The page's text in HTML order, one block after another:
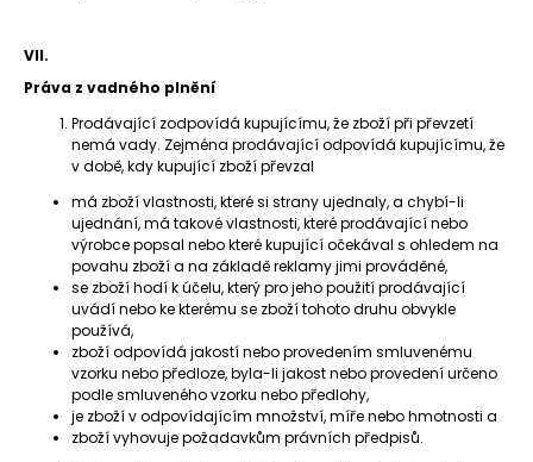
VII.
Práva z vadného plnění
Prodávající zodpovídá kupujícímu, že zboží při převzetí
nemá vady. Zejména prodávající odpovídá kupujícímu, že
v době, kdy kupující zboží převzal
má zboží vlastnosti, které si strany ujednaly, a chybí-li
ujednání, má takové vlastnosti, které prodávající nebo
výrobce popsal nebo které kupující očekával s ohledem na
povahu zboží a na základě reklamy jimi prováděné,
se zboží hodí k účelu, který pro jeho použití prodávající
uvádí nebo ke kterému se zboží tohoto druhu obvykle
používá,
zboží odpovídá jakostí nebo provedením smluvenému
vzorku nebo předloze, byla-li jakost nebo provedení určeno
podle smluveného vzorku nebo předlohy,
je zboží v odpovídajícím množství, míře nebo hmotnosti a
zboží vyhovuje požadavkům právních předpisů.